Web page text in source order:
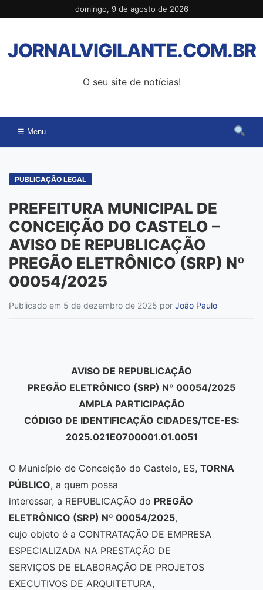
para
conteúdo
domingo, 9 de agosto de 2026
JORNALVIGILANTE.COM.BR
O seu site de notícias!
☰ Menu
PUBLICAÇÃO LEGAL
PREFEITURA MUNICIPAL DE
CONCEIÇÃO DO CASTELO –
AVISO DE REPUBLICAÇÃO
PREGÃO ELETRÔNICO (SRP) Nº
00054/2025
Publicado em 5 de dezembro de 2025 por João Paulo
AVISO DE REPUBLICAÇÃO
PREGÃO ELETRÔNICO (SRP) Nº 00054/2025
AMPLA PARTICIPAÇÃO
CÓDIGO DE IDENTIFICAÇÃO CIDADES/TCE-ES:
2025.021E0700001.01.0051
O Município de Conceição do Castelo, ES, TORNA
PÚBLICO, a quem possa
interessar, a REPUBLICAÇÃO do PREGÃO
ELETRÔNICO (SRP) Nº 00054/2025,
cujo objeto é a CONTRATAÇÃO DE EMPRESA
ESPECIALIZADA NA PRESTAÇÃO DE
SERVIÇOS DE ELABORAÇÃO DE PROJETOS
EXECUTIVOS DE ARQUITETURA,